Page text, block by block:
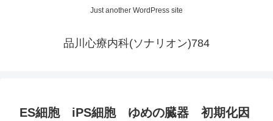
Just another WordPress site
品川心療内科(ソナリオン)784
ES細胞 iPS細胞 ゆめの臓器 初期化因